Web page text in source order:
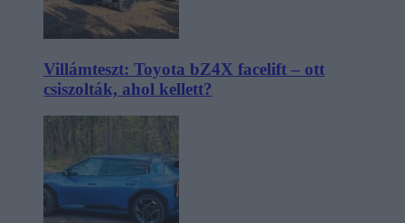
Villámteszt: Toyota bZ4X facelift – ott
csiszolták, ahol kellett?